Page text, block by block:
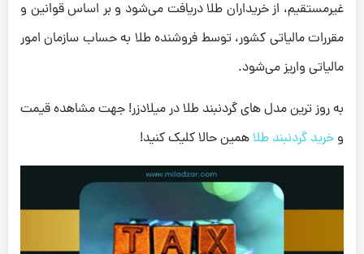
غیرمستقیم، از خریداران طلا دریافت می‌شود و بر اساس قوانین و
مقررات مالیاتی کشور، توسط فروشنده طلا به حساب سازمان امور
مالیاتی واریز می‌شود.
به روز ترین مدل های گردنبند طلا در میلادزر! جهت مشاهده قیمت
و خرید گردنبند طلا همین حالا کلیک کنید!